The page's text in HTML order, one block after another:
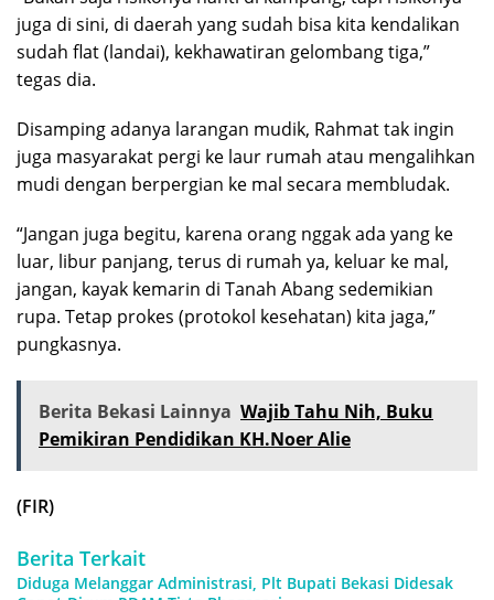
juga di sini, di daerah yang sudah bisa kita kendalikan
sudah flat (landai), kekhawatiran gelombang tiga,”
tegas dia.
Disamping adanya larangan mudik, Rahmat tak ingin
juga masyarakat pergi ke laur rumah atau mengalihkan
mudi dengan berpergian ke mal secara membludak.
“Jangan juga begitu, karena orang nggak ada yang ke
luar, libur panjang, terus di rumah ya, keluar ke mal,
jangan, kayak kemarin di Tanah Abang sedemikian
rupa. Tetap prokes (protokol kesehatan) kita jaga,”
pungkasnya.
Berita Bekasi Lainnya Wajib Tahu Nih, Buku
Pemikiran Pendidikan KH.Noer Alie
(FIR)
Berita Terkait
Diduga Melanggar Administrasi, Plt Bupati Bekasi Didesak